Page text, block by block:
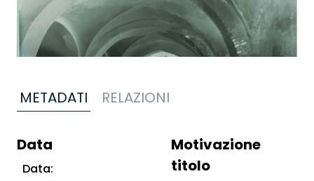
METADATI RELAZIONI
Data
Data:
Motivazione
titolo